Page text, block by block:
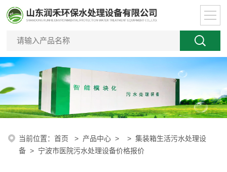
当前位置：首页 > 产品中心 > >集装箱生活污水处理设
备 > 宁波市医院污水处理设备价格报价